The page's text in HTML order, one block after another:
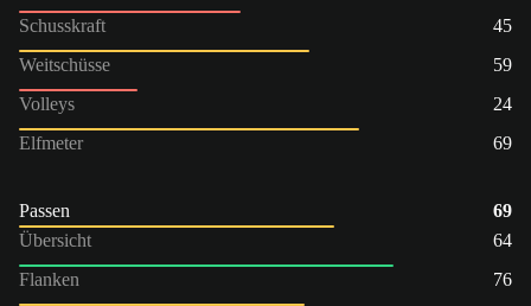
Schusskraft
45
Weitschüsse
59
Volleys
24
Elfmeter
69
Passen
69
Übersicht
64
Flanken
76